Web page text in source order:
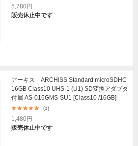
5,780円
販売休止中です
アーキス ARCHISS Standard microSDHC
16GB Class10 UHS-1 (U1) SD変換アダプタ
付属 AS-016GMS-SU1 [Class10 /16GB]
(1)
1,480円
販売休止中です